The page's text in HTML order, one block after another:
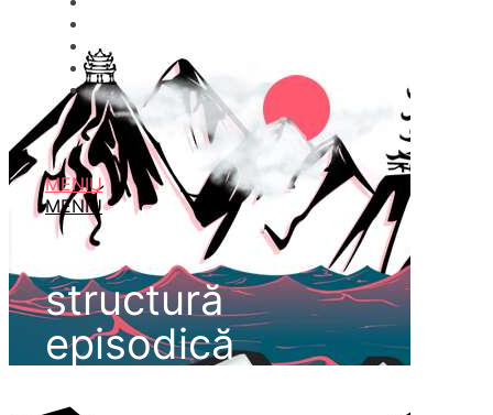
MENIU
MENIU
structură
episodică